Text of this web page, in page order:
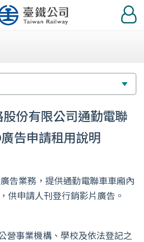
登
入
份有限公司通勤電聯
告申請租用說明
告業務，提供通勤電聯車車廂內
供申請人刊登行銷影片廣告。
營事業機構、學校及依法登記之